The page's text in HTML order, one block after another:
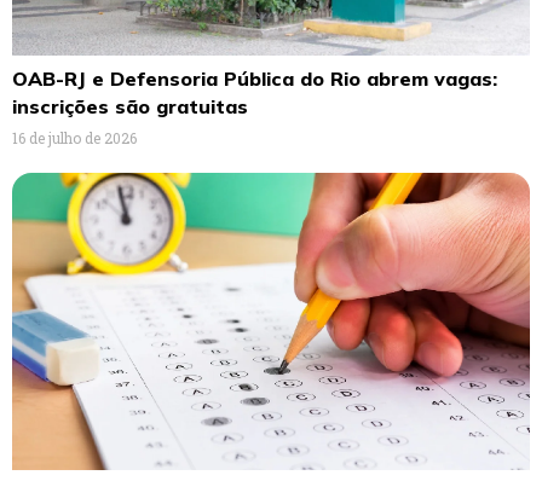
OAB-RJ e Defensoria Pública do Rio abrem vagas:
inscrições são gratuitas
16 de julho de 2026